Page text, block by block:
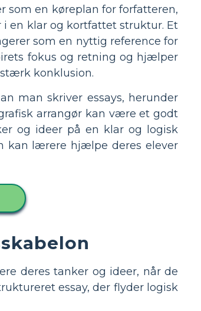
som en køreplan for forfatteren,
en klar og kortfattet struktur. Et
som en nyttig reference for
fokus og retning og hjælper
konklusion.
man skriver essays, herunder
arrangør kan være et godt
og ideer på en klar og logisk
kan lærere hjælpe deres elever
deres tanker og ideer, når de
essay, der flyder logisk